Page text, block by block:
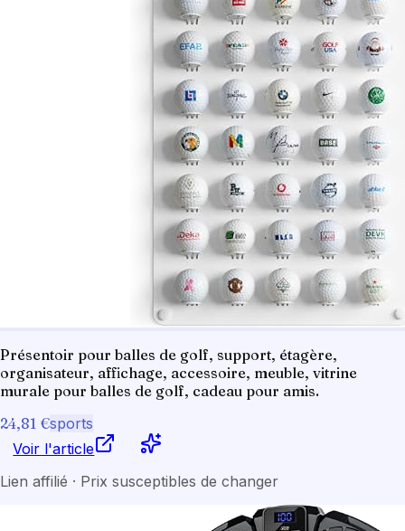
Présentoir pour balles de golf, support, étagère,
organisateur, affichage, accessoire, meuble, vitrine
murale pour balles de golf, cadeau pour amis.
24,81 €sports
Voir l'article
Lien affilié · Prix susceptibles de changer